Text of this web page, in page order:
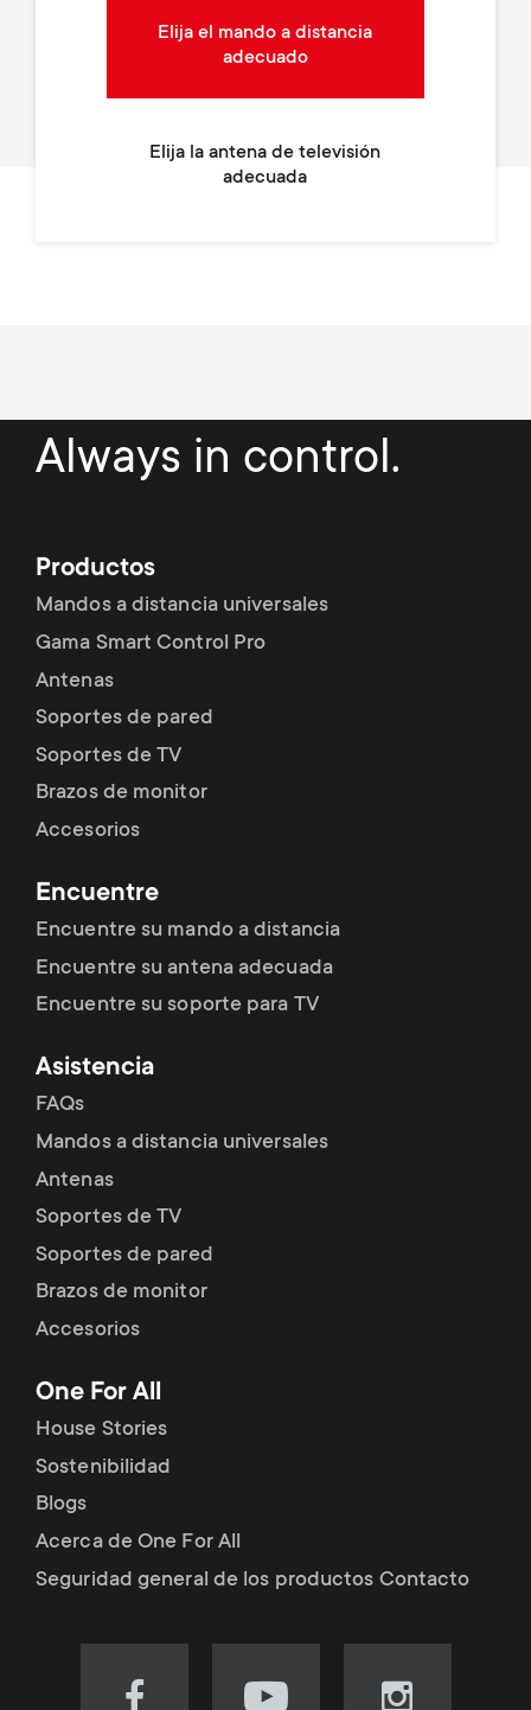
Elija el mando a distancia
adecuado
Elija la antena de televisión
adecuada
Always in control.
Productos
Mandos a distancia universales
Gama Smart Control Pro
Antenas
Soportes de pared
Soportes de TV
Brazos de monitor
Accesorios
Encuentre
Encuentre su mando a distancia
Encuentre su antena adecuada
Encuentre su soporte para TV
Asistencia
FAQs
Mandos a distancia universales
Antenas
Soportes de TV
Soportes de pared
Brazos de monitor
Accesorios
One For All
House Stories
Sostenibilidad
Blogs
Acerca de One For All
Seguridad general de los productos Contacto